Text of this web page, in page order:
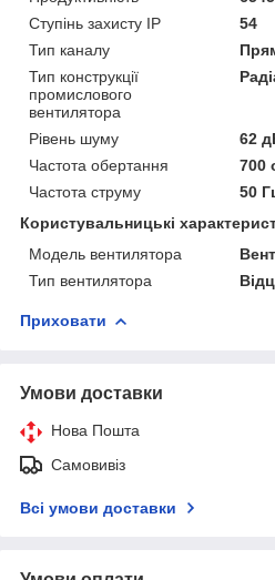
Ступінь захисту IP
54
Тип каналу
Тип конструкції
промислового
вентилятора
Рівень шуму
62
Частота обертання
700
Частота струму
50
Користувальницькі
Модель вентилятора
Тип вентилятора
Приховати
Умови доставки
Нова Пошта
Самовивіз
Всі умови доставки